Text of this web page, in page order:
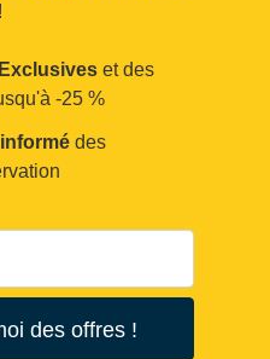
!
et des
-25 %
des
des offres !